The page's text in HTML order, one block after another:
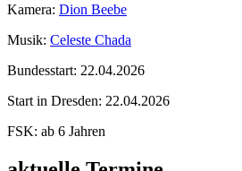
Kamera: Dion Beebe
Musik: Celeste Chada
Bundesstart: 22.04.2026
Start in Dresden: 22.04.2026
FSK: ab 6 Jahren